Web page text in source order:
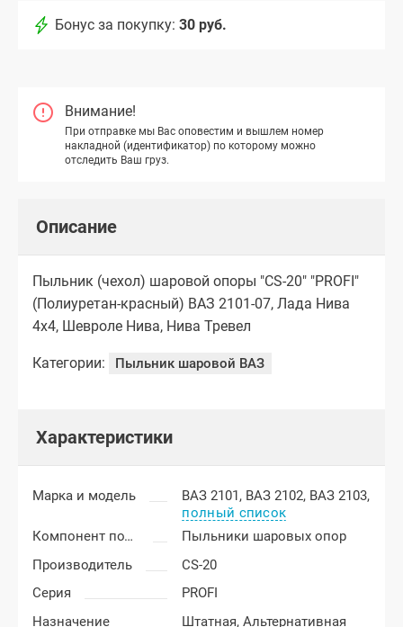
Бонус за покупку: 30 руб.
Внимание!
При отправке мы Вас оповестим и вышлем номер
накладной (идентификатор) по которому можно
отследить Ваш груз.
Описание
Пыльник (чехол) шаровой опоры "CS-20" "PROFI"
(Полиуретан-красный) ВАЗ 2101-07, Лада Нива
4х4, Шевроле Нива, Нива Тревел
Категории: Пыльник шаровой ВАЗ
Характеристики
Марка и модель ВАЗ 2101, ВАЗ 2102, ВАЗ 2103,
полный список
Компонент подвески
Пыльники шаровых опор
Производитель
CS-20
Серия
PROFI
Назначение
Штатная,Альтернативная